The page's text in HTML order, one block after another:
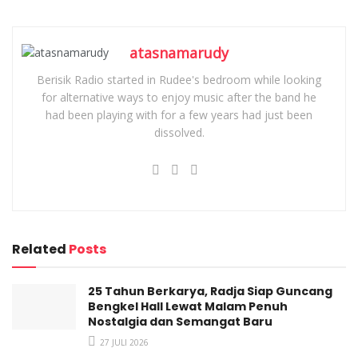
atasnamarudy
Berisik Radio started in Rudee's bedroom while looking
for alternative ways to enjoy music after the band he
had been playing with for a few years had just been
dissolved.
Related Posts
25 Tahun Berkarya, Radja Siap Guncang
Bengkel Hall Lewat Malam Penuh
Nostalgia dan Semangat Baru
27 JULI 2026